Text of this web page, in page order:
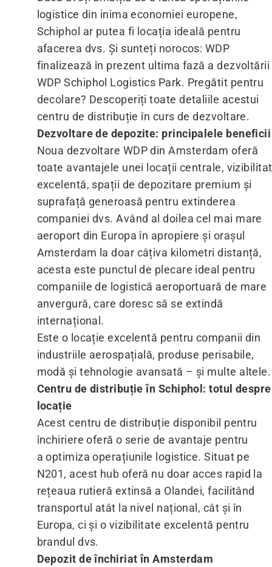
logistice din inima economiei europene,
Schiphol ar putea fi locația ideală pentru
afacerea dvs. Și sunteți norocos: WDP
finalizează în prezent ultima fază a dezvoltării
WDP Schiphol Logistics Park. Pregătit pentru
decolare? Descoperiți toate detaliile acestui
centru de distribuție în curs de dezvoltare.
Dezvoltare de depozite: principalele beneficii
Noua dezvoltare WDP din Amsterdam oferă
toate avantajele unei locații centrale,
excelentă, spații de depozitare premium și
suprafață generoasă pentru extinderea
companiei dvs. Având al doilea cel mai mare
aeroport din Europa în apropiere și orașul
Amsterdam la doar câțiva kilometri distanță,
acesta este punctul de plecare ideal pentru
companiile de logistică aeroportuară de mare
anvergură, care doresc să se extindă
internațional.
Este o locație excelentă pentru companii din
industriile aerospațială, produse perisabile,
modă și tehnologie avansată – și multe altele.
Centru de distribuție în Schiphol: totul despre
locație
Acest centru de distribuție disponibil pentru
închiriere oferă o serie de avantaje pentru
a optimiza operațiunile logistice. Situat pe
N201, acest hub oferă nu doar acces rapid la
rețeaua rutieră extinsă a Olandei, facilitând
transportul atât la nivel național, cât și în
Europa, ci și o vizibilitate excelentă pentru
brandul dvs.
Depozit de închiriat în Amsterdam